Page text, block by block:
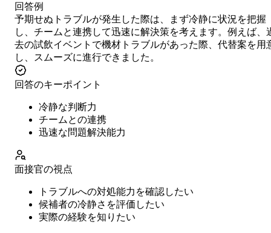
回答例
予期せぬトラブルが発生した際は、まず冷静に状況を把握
し、チームと連携して迅速に解決策を考えます。例えば、
去の試飲イベントで機材トラブルがあった際、代替案を用
し、スムーズに進行できました。
回答のキーポイント
冷静な判断力
チームとの連携
迅速な問題解決能力
面接官の視点
トラブルへの対処能力を確認したい
候補者の冷静さを評価したい
実際の経験を知りたい